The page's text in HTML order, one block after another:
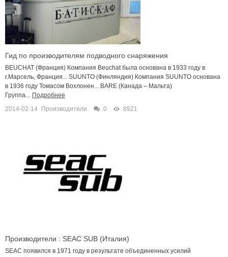
Гид по производителям подводного снаряжения
BEUCHAT (Франция) Компания Beuchat была основана в 1933 году в
г.Марсель, Франция... SUUNTO (Финляндия) Компания SUUNTO основана
в 1936 году Томасом Вохлонен... BARE (Канада – Мальта)
Группа... Подробнее
2014-02-14 Производители 0 8921
Производители : SEAC SUB (Италия)
SEAC появился в 1971 году в результате объединенных усилий